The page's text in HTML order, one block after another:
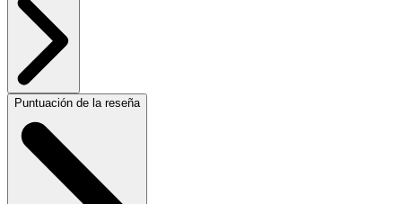
Puntuación de la reseña